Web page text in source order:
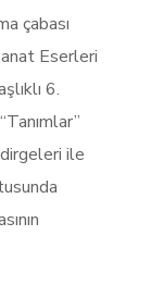
çabası
Eserleri
6.
ile